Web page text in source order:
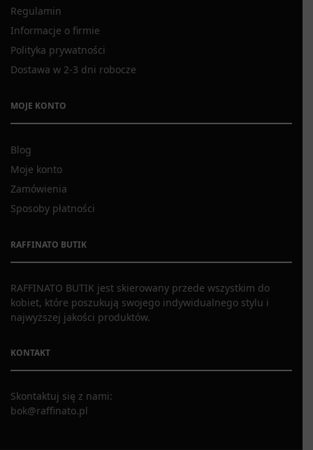
Regulamin
Informacje o firmie
Polityka prywatności
Dostawa w 2-3 dni robocze
MOJE KONTO
Blog
Moje konto
Zamówienia
Sposoby płatności
RAFFINATO BUTIK
RAFFINATO BUTIK jest skierowany przede wszystkim do
kobiet, które poszukują swojego indywidualnego stylu i
najwyższej jakości produktów.
KONTAKT
Skontaktuj się z nami:
bok@raffinato.pl